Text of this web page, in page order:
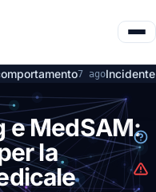
Incidente OpenAI e
MODEL PER LA
e MedSAM:
la